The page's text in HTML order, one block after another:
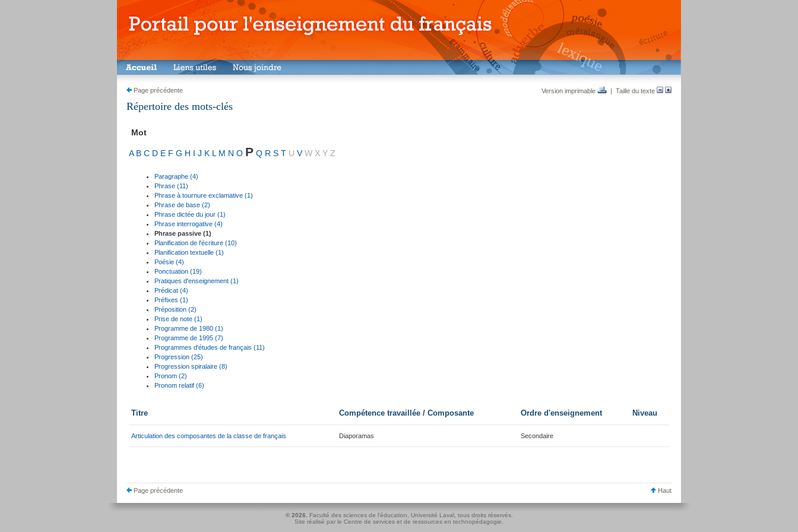
Page précédente Version imprimable | Taille du texte
Répertoire des mots-clés
Mot
A B C D E F G H I J K L M N O P Q R S T U V W X Y Z
Paragraphe (4)
Phrase (11)
Phrase à tournure exclamative (1)
Phrase de base (2)
Phrase dictée du jour (1)
Phrase interrogative (4)
Phrase passive (1)
Planification de l'écriture (10)
Planification textuelle (1)
Poésie (4)
Ponctuation (19)
Pratiques d'enseignement (1)
Prédicat (4)
Préfixes (1)
Préposition (2)
Prise de note (1)
Programme de 1980 (1)
Programme de 1995 (7)
Programmes d'études de français (11)
Progression (25)
Progression spiralaire (8)
Pronom (2)
Pronom relatif (6)
Titre Compétence travaillée / Composante Ordre d'enseignement Niveau
Articulation des composantes de la classe de français Diaporamas Secondaire
Page précédente Haut
© 2026. Faculté des sciences de l'éducation Université Laval, tous droits réservés.
Site réalisé par le Centre de services et de ressources en technopédagogie